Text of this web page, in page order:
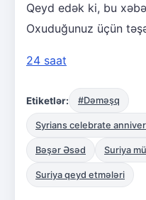
Qeyd edək ki, bu
Oxuduğunuz üçün
24 saat
Etiketlər: #Dəməşq
Syrians celebrate
Bəşər Əsəd Suriya
Suriya qeyd etmələri